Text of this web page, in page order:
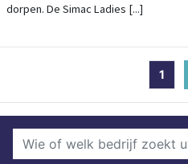
dorpen. De Simac Ladies [...]
1